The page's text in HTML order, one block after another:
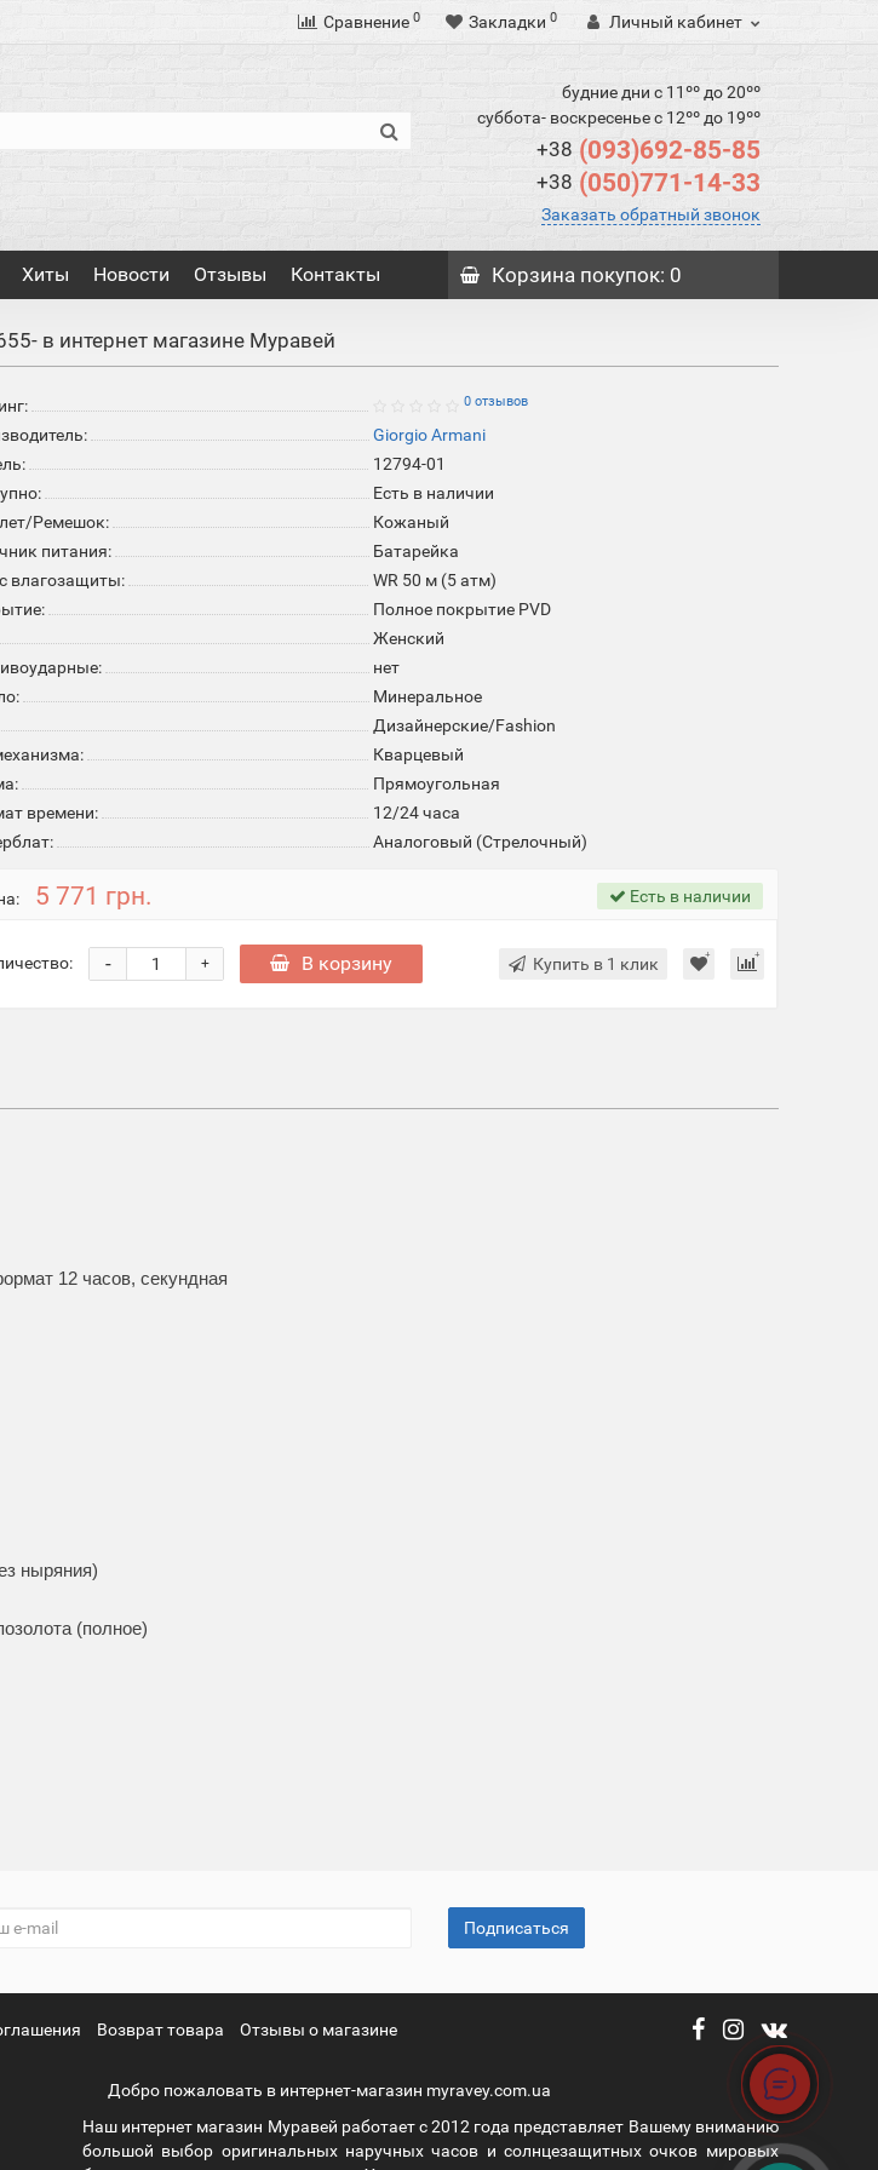
Сравнение 0 Закладки 0 Личный кабинет
будние дни с 11ºº до 20ºº
суббота- воскресенье с 12ºº до 19ºº
+38 (093)692-85-85
+38 (050)771-14-33
Заказать обратный звонок
Хиты Новости Отзывы Контакты Корзина покупок: 0
в интернет магазине Муравей
0 отзывов
Giorgio Armani
12794-01
Есть в наличии
Ремешок:
Кожаный
питания:
Батарейка
влагозащиты:
WR 50 м (5 атм)
Полное покрытие PVD
Женский
нет
Минеральное
Дизайнерские/Fashion
Кварцевый
Прямоугольная
времени:
12/24 часа
Аналоговый (Стрелочный)
5 771 грн. Есть в наличии
+
- В корзину Купить в 1 клик
12 часов, секундная
ныряния)
(полное)
Подписаться
Возврат товара Отзывы о магазине
Добро пожаловать в интернет-магазин myravey.com.ua
Наш интернет магазин Муравей работает с 2012 года представляет Вашему вниманию
большой выбор оригинальных наручных часов и солнцезащитных очков мировых